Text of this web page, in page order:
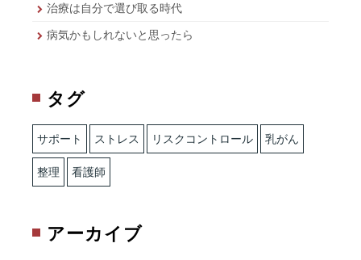
治療は自分で選び取る時代
病気かもしれないと思ったら
タグ
サポート ストレス リスクコントロール 乳がん
整理 看護師
アーカイブ